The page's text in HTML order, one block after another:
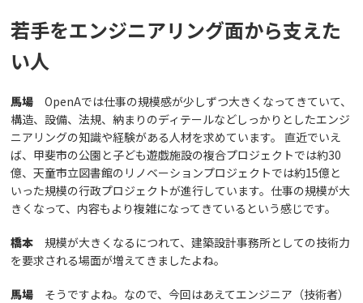
若手をエンジニアリング面から支えた
い人
馬場 OpenAでは仕事の規模感が少しずつ大きくなってきていて、
構造、設備、法規、納まりのディテールなどしっかりとしたエンジ
ニアリングの知識や経験がある人材を求めています。 直近でいえ
ば、甲斐市の公園と子ども遊戯施設の複合プロジェクトでは約30
億、天童市立図書館のリノベーションプロジェクトでは約15億と
いった規模の行政プロジェクトが進行しています。仕事の規模が大
きくなって、内容もより複雑になってきているという感じです。
橋本 規模が大きくなるにつれて、建築設計事務所としての技術力
を要求される場面が増えてきましたよね。
馬場 そうですよね。なので、今回はあえてエンジニア（技術者）